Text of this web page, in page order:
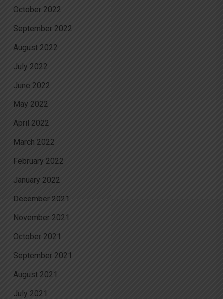
October 2022
September 2022
August 2022
July 2022
June 2022
May 2022
April 2022
March 2022
February 2022
January 2022
December 2021
November 2021
October 2021
September 2021
August 2021
July 2021